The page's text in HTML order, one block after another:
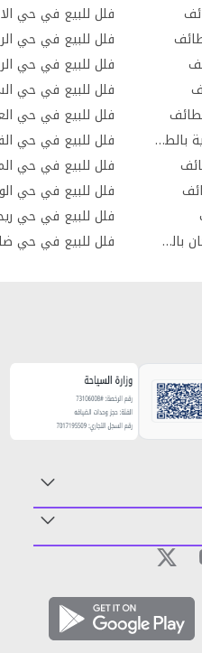
عقارات للبيع في حي العرفاء الغربية بالطائف
عقارات للبيع في حي ضاحية الاسكان بالطائف
فلل للبيع في حي
فلل للبيع في حي
فلل للبيع في حي
فلل للبيع في حي
فلل للبيع في حي
فلل للبيع في حي
فلل للبيع في حي
فلل للبيع في حي
فلل للبيع في حي
فلل للبيع في حي